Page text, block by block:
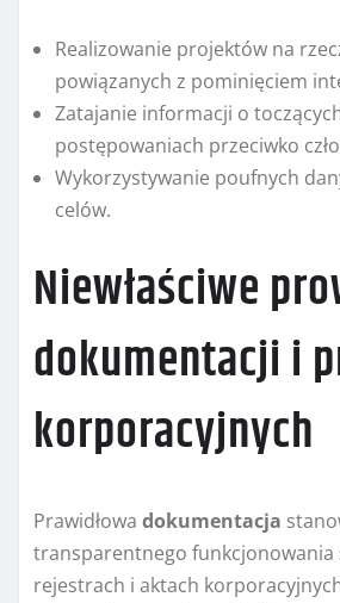
Realizowanie projektów na
powiązanych z pominięciem
Zatajanie informacji o
postępowaniach przeciwko
Wykorzystywanie poufnych
celów.
Niewłaściwe
dokumentacji i
korporacyjnych
Prawidłowa dokumentacja
transparentnego funkcjonowania
rejestrach i aktach